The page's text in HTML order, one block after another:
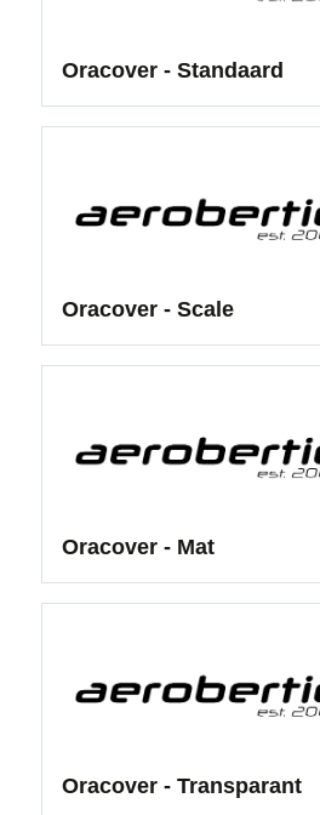
Oracover - Standaard
Oracover - Scale
Oracover - Mat
Oracover - Transparant